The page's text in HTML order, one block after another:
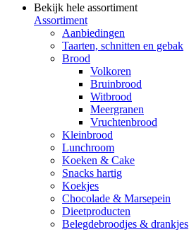
Bekijk hele assortiment
Assortiment
Aanbiedingen
Taarten, schnitten en gebak
Brood
Volkoren
Bruinbrood
Witbrood
Meergranen
Vruchtenbrood
Kleinbrood
Lunchroom
Koeken & Cake
Snacks hartig
Koekjes
Chocolade & Marsepein
Dieetproducten
Belegdebroodjes & drankjes